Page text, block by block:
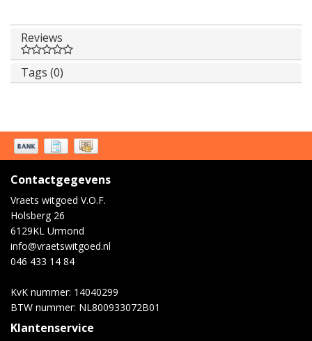
Reviews
Tags (0)
Contactgegevens
Vraets witgoed V.O.F.
Holsberg 26
6129KL Urmond
info@vraetswitgoed.nl
046 433 14 84
KvK nummer: 14040299
BTW nummer: NL800933072B01
Klantenservice